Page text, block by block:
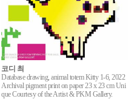
코디 최
Database drawing, animal totem Kitty 1-6, 2022
Archival pigment print on paper 23 x 23 cm Uni
que Courtesy of the Artist & PKM Gallery.